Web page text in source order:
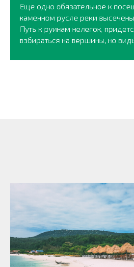
Еще одно обязательное к
каменном русле реки
Путь к руинам нелегок,
взбираться на вершины, но